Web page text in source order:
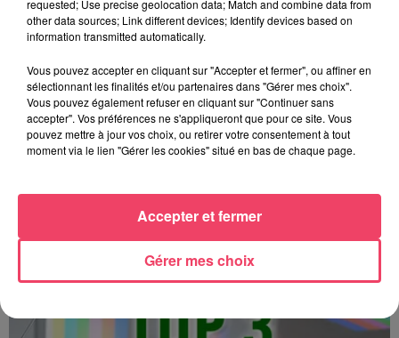
Top 3 TV - 15 12 2025
requested; Use precise geolocation data; Match and combine data from
other data sources; Link different devices; Identify devices based on
information transmitted automatically.
Vous pouvez accepter en cliquant sur "Accepter et fermer", ou affiner en
sélectionnant les finalités et/ou partenaires dans "Gérer mes choix".
Vous pouvez également refuser en cliquant sur "Continuer sans
accepter". Vos préférences ne s'appliqueront que pour ce site. Vous
pouvez mettre à jour vos choix, ou retirer votre consentement à tout
moment via le lien "Gérer les cookies" situé en bas de chaque page.
Gérer mes choix
Accepter et fermer